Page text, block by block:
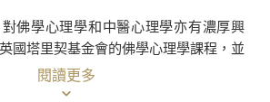
不僅僅是消除身體的病痛，更是撫平
每位讀者皆能透過《人醫
佛學心理學和中醫心理學亦有濃厚興
國塔里契基金會的佛學心理學課程，並
安門中醫院中醫心理學師承班學習。
閱讀更多